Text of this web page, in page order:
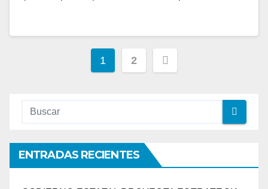
Paginación
1 2
ENTRADAS RECIENTES